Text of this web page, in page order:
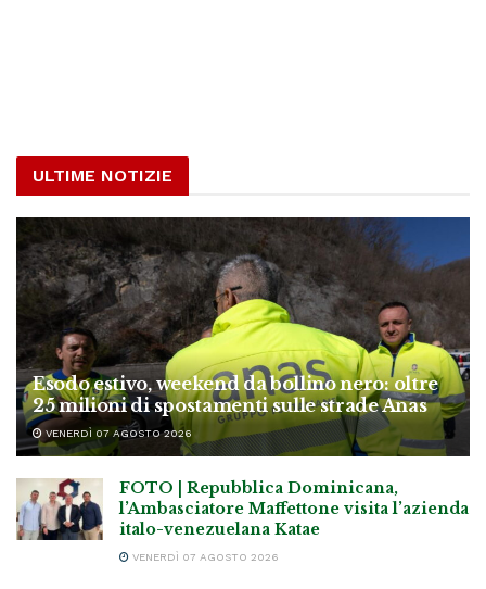
ULTIME NOTIZIE
Esodo estivo, weekend da bollino nero: oltre
25 milioni di spostamenti sulle strade Anas
VENERDÌ 07 AGOSTO 2026
FOTO | Repubblica Dominicana,
l’Ambasciatore Maffettone visita l’azienda
italo-venezuelana Katae
VENERDÌ 07 AGOSTO 2026